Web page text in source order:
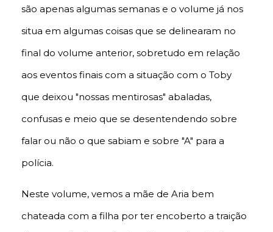
são apenas algumas semanas e o volume já nos
situa em algumas coisas que se delinearam no
final do volume anterior, sobretudo em relação
aos eventos finais com a situação com o Toby
que deixou "nossas mentirosas" abaladas,
confusas e meio que se desentendendo sobre
falar ou não o que sabiam e sobre "A" para a
polícia.
Neste volume, vemos a mãe de Aria bem
chateada com a filha por ter encoberto a traição